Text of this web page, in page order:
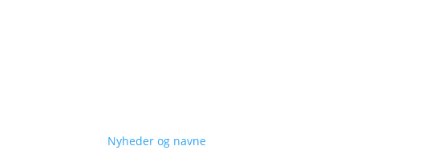
Nyheder og navne